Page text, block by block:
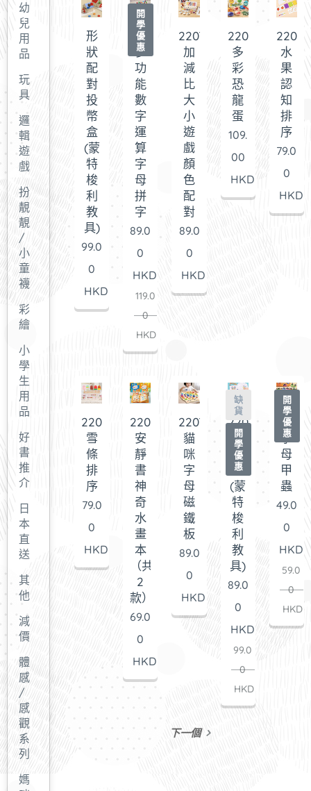
幼
兒
用
品
玩
具
邏
輯
遊
戲
扮
靚
靚
/
小
童
襪
彩
繪
小
學
生
用
品
好
書
推
介
日
本
直
送
其
他
減
價
體
感
/
感
觀
系
列
媽
形
狀
配
對
投
幣
盒
(蒙
特
梭
利
教
具)
99.0
0
HKD
220573
多
功
能
數
字
運
算
字
母
拼
字
開
學
優
惠
89.0
0
HKD
119.0
0
HKD
220790
加
減
比
大
小
遊
戲
顏
色
配
對
89.0
0
HKD
220789
多
彩
恐
龍
蛋
109.
00
HKD
水
果
認
知
排
序
79.0
0
HKD
220788
雪
條
排
序
79.0
0
HKD
220786
安
靜
書
神
奇
水
畫
本
（共
2
款）
69.0
0
HKD
220786
貓
咪
字
母
磁
鐵
板
89.0
0
HKD
220584
夾
珠
子
(蒙
特
梭
利
教
具)
缺
貨
開
學
優
惠
89.0
0
HKD
99.0
0
HKD
字
母
甲
蟲
開
學
優
惠
49.0
0
HKD
59.0
0
HKD
下一個